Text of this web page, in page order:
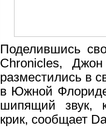
Поделившись
Chronicles,
разместились в
в Южной
шипящий звук,
крик, сообщает